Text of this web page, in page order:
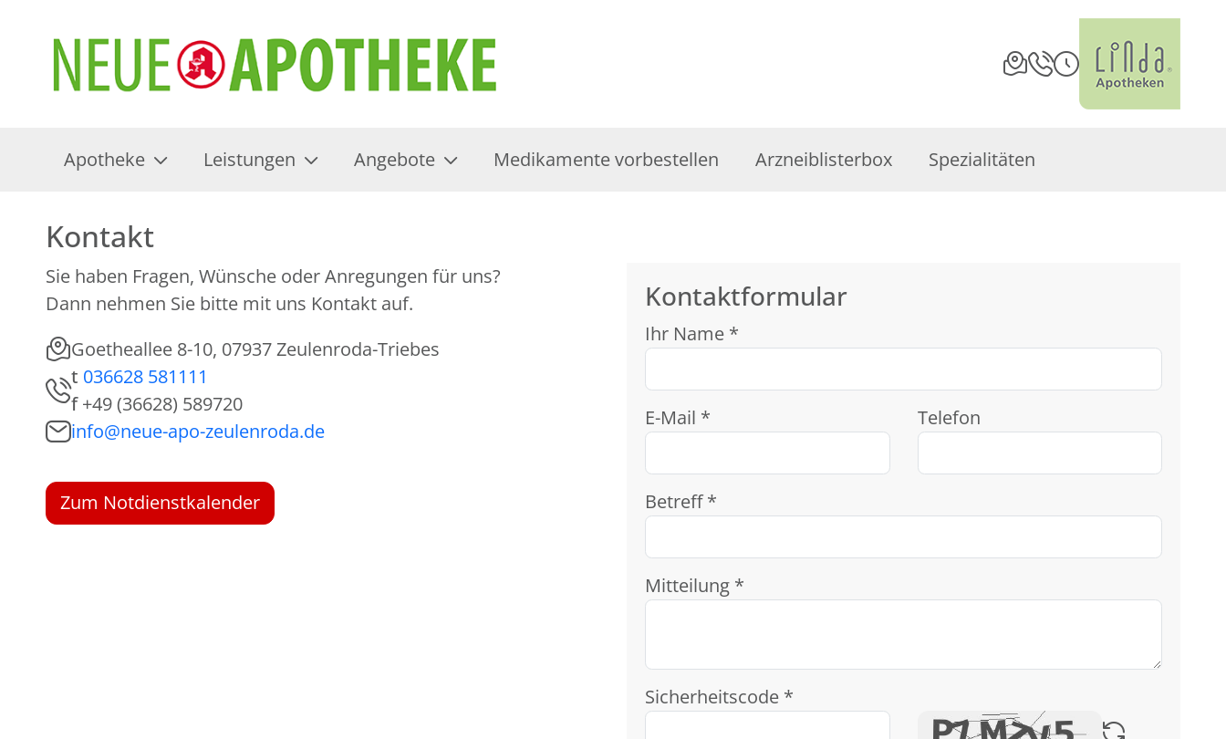
Apotheke Leistungen Angebote Medikamente vorbestellen Arzneiblisterbox Spezialitäten
Kontakt
Sie haben Fragen, Wünsche oder Anregungen für uns?
Dann nehmen Sie bitte mit uns Kontakt auf.
Goetheallee 8-10, 07937 Zeulenroda-Triebes
t 036628 581111
f+49 (36628) 589720
info@neue-apo-zeulenroda.de
Zum Notdienstkalender
Kontaktformular
Ihr Name *
E-Mail * Telefon
Betreff *
Mitteilung *
Sicherheitscode *